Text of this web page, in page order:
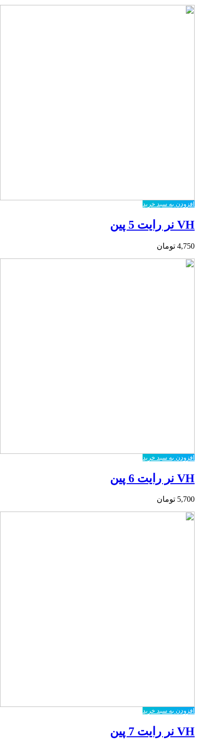
افزودن به سبد خرید
VH نر رایت 5 پین
4,750 تومان
افزودن به سبد خرید
VH نر رایت 6 پین
5,700 تومان
افزودن به سبد خرید
VH نر رایت 7 پین